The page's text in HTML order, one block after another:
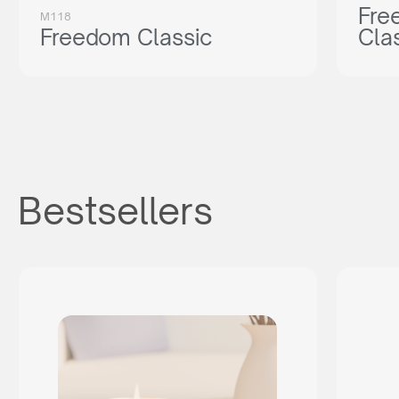
M118
Freedom Classic
Bestsellers